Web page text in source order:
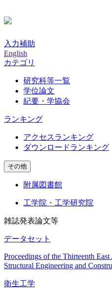
入力補助
English
カテゴリ
研究科等一覧
学位論文
紀要・学協会
ランキング
アクセスランキング
ダウンロードランキング
その他
附属図書館
工学院・工学研究院
雑誌発表論文等
データセット
Proceedings of the Thirteenth
Structural Engineering and
衛生工学